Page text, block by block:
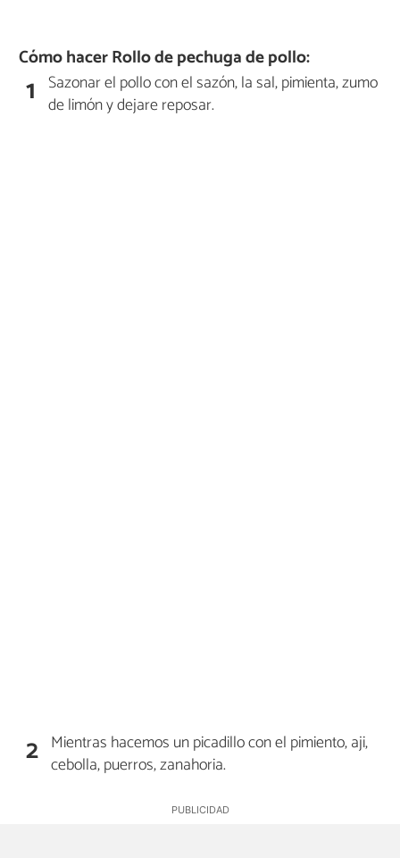
Cómo hacer Rollo de pechuga de pollo:
1 Sazonar el pollo con el sazón, la sal, pimienta, zumo
de limón y dejare reposar.
2 Mientras hacemos un picadillo con el pimiento, aji,
cebolla, puerros, zanahoria.